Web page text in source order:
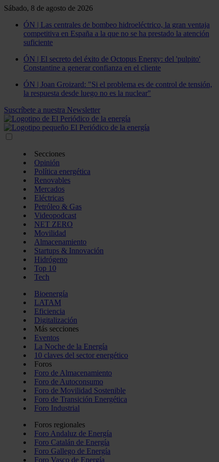
Sábado, 8 de agosto de 2026
ÓN | Las centrales de bombeo hidroeléctrico, la gran ventaja
competitiva en España a la que no se ha prestado la atención
suficiente
ÓN | El secreto del éxito de Octopus Energy: del 'pulpito'
Constantine a generar confianza en el cliente
ÓN | Joan Groizard: "Si el problema es de control de tensión,
la respuesta desde luego no es la nuclear"
Suscríbete a nuestra Newsletter
Secciones
Opinión
Política energética
Renovables
Mercados
Eléctricas
Petróleo & Gas
Videopodcast
NET ZERO
Movilidad
Almacenamiento
Startups & Innovación
Hidrógeno
Top 10
Tech
Bioenergía
LATAM
Eficiencia
Digitalización
Más secciones
Eventos
La Noche de la Energía
10 claves del sector energético
Foros
Foro de Almacenamiento
Foro de Autoconsumo
Foro de Movilidad Sostenible
Foro de Transición Energética
Foro Industrial
Foros regionales
Foro Andaluz de Energía
Foro Catalán de Energía
Foro Gallego de Energía
Foro Vasco de Energía